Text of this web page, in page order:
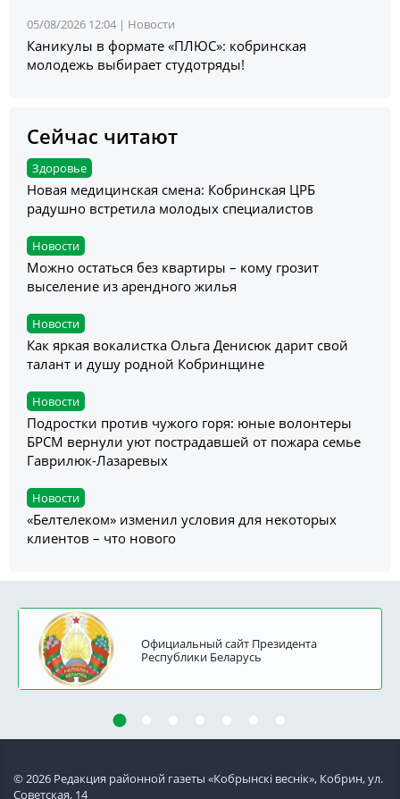
05/08/2026 12:04 | Новости
Каникулы в формате «ПЛЮС»: кобринская
молодежь выбирает студотряды!
Сейчас читают
Здоровье
Новая медицинская смена: Кобринская ЦРБ
радушно встретила молодых специалистов
Новости
Можно остаться без квартиры – кому грозит
выселение из арендного жилья
Новости
Как яркая вокалистка Ольга Денисюк дарит свой
талант и душу родной Кобринщине
Новости
Подростки против чужого горя: юные волонтеры
БРСМ вернули уют пострадавшей от пожара семье
Гаврилюк-Лазаревых
Новости
«Белтелеком» изменил условия для некоторых
клиентов – что нового
Официальный сайт Президента
Республики Беларусь
© 2026 Редакция районной газеты «Кобрынскi веснiк», Кобрин, ул.
Советская, 14